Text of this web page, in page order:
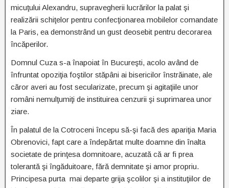
micuţului Alexandru, supravegherii lucrărilor la palat şi
realizării schiţelor pentru confecţionarea mobilelor comandate
la Paris, ea demonstrând un gust deosebit pentru decorarea
încăperilor.
Domnul Cuza s-a înapoiat în Bucureşti, acolo având de
înfruntat opoziţia foştilor stăpâni ai bisericilor înstrăinate, ale
căror averi au fost secularizate, precum şi agitaţiile unor
români nemulţumiţi de instituirea cenzurii şi suprimarea unor
ziare.
În palatul de la Cotroceni începu să-şi facă des apariţia Maria
Obrenovici, fapt care a îndepărtat multe doamne din înalta
societate de prinţesa domnitoare, acuzată că ar fi prea
tolerantă şi îngăduitoare, fără demnitate şi amor propriu.
Principesa purta mai departe grija şcolilor şi a instituţiilor de